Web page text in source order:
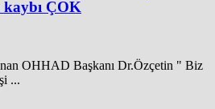
ÇOK
OHHAD Başkanı Dr.Özçetin " Biz
...